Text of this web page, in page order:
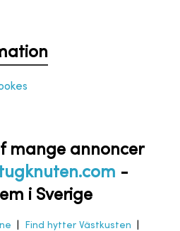
mange annoncer
-
i Sverige
Find hytter Västkusten